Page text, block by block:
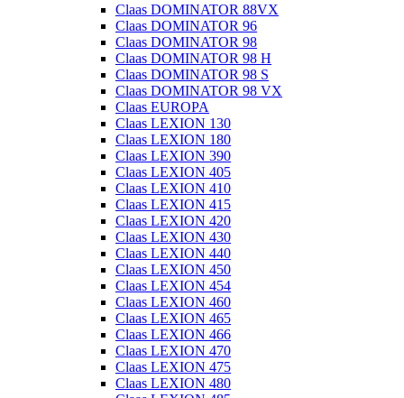
Claas DOMINATOR 88VX
Claas DOMINATOR 96
Claas DOMINATOR 98
Claas DOMINATOR 98 H
Claas DOMINATOR 98 S
Claas DOMINATOR 98 VX
Claas EUROPA
Claas LEXION 130
Claas LEXION 180
Claas LEXION 390
Claas LEXION 405
Claas LEXION 410
Claas LEXION 415
Claas LEXION 420
Claas LEXION 430
Claas LEXION 440
Claas LEXION 450
Claas LEXION 454
Claas LEXION 460
Claas LEXION 465
Claas LEXION 466
Claas LEXION 470
Claas LEXION 475
Claas LEXION 480